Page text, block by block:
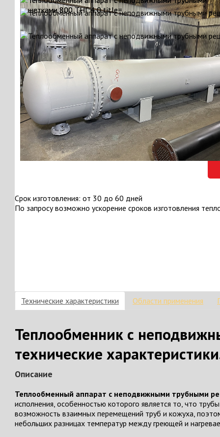
Срок изготовления: от 30 до 60 дней
По запросу возможно ускорение сроков изготовления
Технические характеристики Области применения
Теплообменник с
технические
Описание
Теплообменный аппарат с неподвижными трубными
исполнения, особенностью которого является то, что
возможность взаимных перемещений труб и кожуха,
небольших разницах температур между греющей и